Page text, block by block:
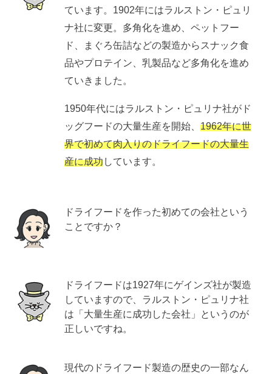
ています。1902年にはラルストン・ピュリ
ナ社に変更。多角化を進め、ペットフー
ド、まぐろ缶詰などの製造からスナック食
品やプロテイン、乳製品など多角化を進め
ていきました。
1950年代にはラルストン・ピュリナ社がド
ッグフードの大量生産を開始、1962年に世
界で初めて肉入りのドライフードの大量生
産に成功しています。
ドライフードを作った初めての会社という
ことですか？
ドライフードは1927年にゲインズ社が製造
していますので、ラルストン・ピュリナ社
は「大量生産に成功した会社」というのが
正しいですね。
現代のドライフード製造の歴史の一部なん